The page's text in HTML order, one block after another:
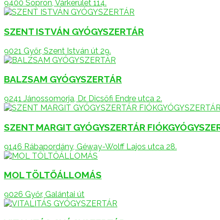
9400 Sopron, Várkerület 114.
SZENT ISTVÁN GYÓGYSZERTÁR
9021 Győr, Szent István út 29.
BALZSAM GYÓGYSZERTÁR
9241 Jánossomorja, Dr. Dicsőfi Endre utca 2.
SZENT MARGIT GYÓGYSZERTÁR
9146 Rábapordány, Géway-Wolff Lajos utca 28.
MOL TÖLTŐÁLLOMÁS
9026 Győr, Galántai út